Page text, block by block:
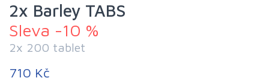
2x Barley TABS
Sleva -10 %
2x 200 tablet
710 Kč